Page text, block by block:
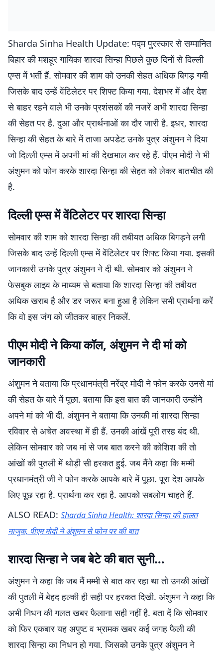
Sharda Sinha Health Update: पद्म पुरस्कार से सम्मानित
बिहार की मशहूर गायिका शारदा सिन्हा पिछले कुछ दिनों से दिल्ली
एम्स में भर्ती हैं. सोमवार की शाम को उनकी सेहत अधिक बिगड़ गयी
जिसके बाद उन्हें वेंटिलेटर पर शिफ्ट किया गया. देशभर में और देश
से बाहर रहने वाले भी उनके प्रशंसकों की नजरें अभी शारदा सिन्हा
की सेहत पर है. दुआ और प्रार्थनाओं का दौर जारी है. इधर, शारदा
सिन्हा की सेहत के बारे में ताजा अपडेट उनके पुत्र अंशुमन ने दिया
जो दिल्ली एम्स में अपनी मां की देखभाल कर रहे हैं. पीएम मोदी ने भी
अंशुमन को फोन करके शारदा सिन्हा की सेहत को लेकर बातचीत की
है.
दिल्ली एम्स में वेंटिलेटर पर शारदा सिन्हा
सोमवार की शाम को शारदा सिन्हा की तबीयत अधिक बिगड़ने लगी
जिसके बाद उन्हें दिल्ली एम्स में वेंटिलेटर पर शिफ्ट किया गया. इसकी
जानकारी उनके पुत्र अंशुमन ने दी थी. सोमवार को अंशुमन ने
फेसबुक लाइव के माध्यम से बताया कि शारदा सिन्हा की तबीयत
अधिक खराब है और डर जरूर बना हुआ है लेकिन सभी प्रार्थना करें
कि वो इस जंग को जीतकर बाहर निकलें.
पीएम मोदी ने किया कॉल, अंशुमन ने दी मां को
जानकारी
अंशुमन ने बताया कि प्रधानमंत्री नरेंद्र मोदी ने फोन करके उनसे मां
की सेहत के बारे में पूछा. बताया कि इस बात की जानकारी उन्होंने
अपने मां को भी दी. अंशुमन ने बताया कि उनकी मां शारदा सिन्हा
रविवार से अचेत अवस्था में ही हैं. उनकी आंखें पूरी तरह बंद थी.
लेकिन सोमवार को जब मां से जब बात करने की कोशिश की तो
आंखों की पुतली में थोड़ी सी हरकत हुई. जब मैंने कहा कि मम्मी
प्रधानमंत्री जी ने फोन करके आपके बारे में पूछा. पूरा देश आपके
लिए पूछ रहा है. प्रार्थना कर रहा है. आपको सबलोग चाहते हैं.
ALSO READ: Sharda Sinha Health: शारदा सिन्हा की हालत
नाजुक, पीएम मोदी ने अंशुमन से फोन पर की बात
शारदा सिन्हा ने जब बेटे की बात सुनी…
अंशुमन ने कहा कि जब मैं मम्मी से बात कर रहा था तो उनकी आंखों
की पुतली में बेहद हल्की ही सही पर हरकत दिखी. अंशुमन ने कहा कि
अभी निधन की गलत खबर फैलाना सही नहीं है. बता दें कि सोमवार
को फिर एकबार यह अपुष्ट व भ्रामक खबर कई जगह फैली की
शारदा सिन्हा का निधन हो गया. जिसको उनके पुत्र अंशुमन ने